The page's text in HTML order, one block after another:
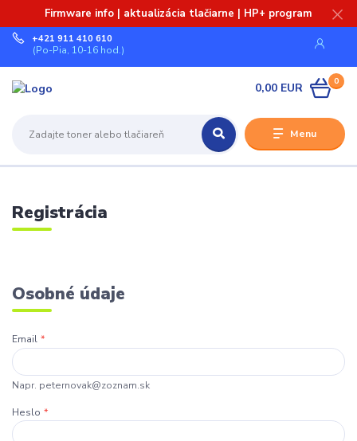
Firmware info | aktualizácia tlačiarne | HP+ program
Menu
+421 911 410 610
(Po-Pia, 10-16 hod.)
0
0,00 EUR
Registrácia
Osobné údaje
Email *
Napr. peternovak@zoznam.sk
Heslo *